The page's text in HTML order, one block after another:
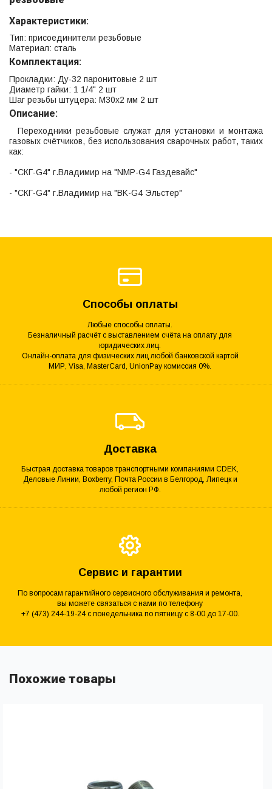
Характеристики:
Тип: присоединители резьбовые
Материал: сталь
Комплектация:
Прокладки: Ду-32 паронитовые 2 шт
Диаметр гайки: 1 1/4" 2 шт
Шаг резьбы штуцера: М30х2 мм 2 шт
Описание:
Переходники резьбовые служат для установки и монтажа
газовых счётчиков, без использования сварочных работ, таких
как:
- "СКГ-G4" г.Владимир на "NMP-G4 Газдевайс"
- "СКГ-G4" г.Владимир на "BK-G4 Эльстер"
Способы оплаты
Любые способы оплаты.
Безналичный расчёт с выставлением счёта на оплату для
юридических лиц.
Онлайн-оплата для физических лиц любой банковской картой
МИР, Visa, MasterCard, UnionPay комиссия 0%.
Доставка
Быстрая доставка товаров транспортными компаниями CDEK,
Деловые Линии, Boxberry, Почта России в Белгород, Липецк и
любой регион РФ.
Сервис и гарантии
По вопросам гарантийного сервисного обслуживания и ремонта,
вы можете связаться с нами по телефону
+7 (473) 244-19-24 с понедельника по пятницу с 8-00 до 17-00.
Похожие товары